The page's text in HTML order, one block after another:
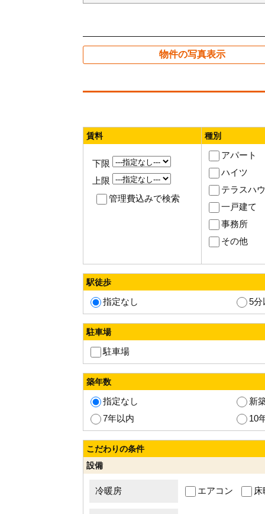
物件の写真表示
賃料
下限
上限
管理費込みで検索
種別
アパート
ハイツ
テラスハ
一戸建て
事務所
その他
駅徒歩
指定なし 5分
駐車場
駐車場
築年数
指定なし
新
7年以内
10
こだわりの条件
設備
冷暖房 エアコン